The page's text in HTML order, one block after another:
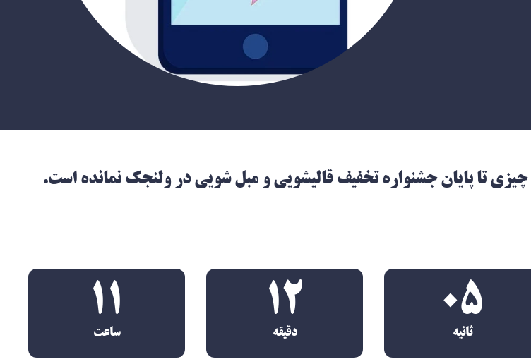
چیزی تا پایان جشنواره تخفیف قالیشویی و مبل شویی در ولنجک نمانده است.
11
ساعت
12
دقیقه
03
ثانیه